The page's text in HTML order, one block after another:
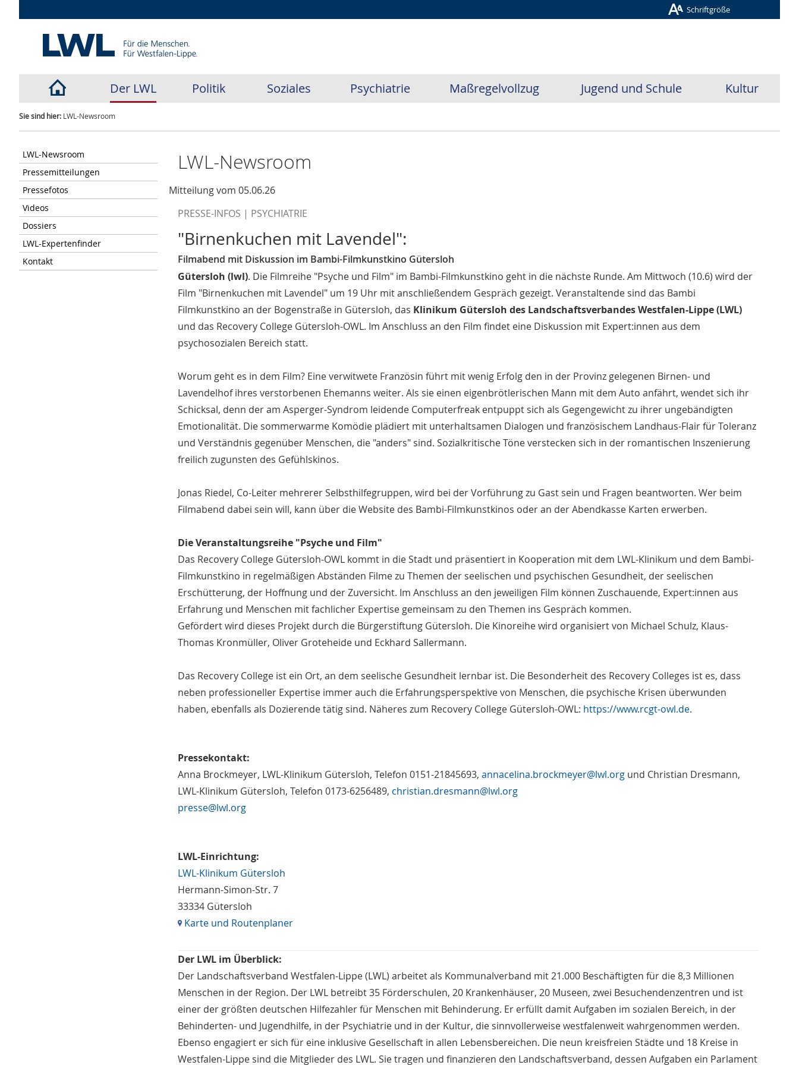
Schriftgröße
Der LWL Politik Soziales Psychiatrie Maßregelvollzug Jugend und Schule Kultur
Sie sind hier: LWL-Newsroom
LWL-Newsroom
Pressemitteilungen
Pressefotos
Videos
Dossiers
LWL-Expertenfinder
Kontakt
LWL-Newsroom
Mitteilung vom 05.06.26
PRESSE-INFOS | PSYCHIATRIE
"Birnenkuchen mit Lavendel":
Filmabend mit Diskussion im Bambi-Filmkunstkino Gütersloh
Gütersloh (lwl). Die Filmreihe "Psyche und Film" im Bambi-Filmkunstkino geht in die nächste Runde. Am Mittwoch (10.6) wird der
Film "Birnenkuchen mit Lavendel" um 19 Uhr mit anschließendem Gespräch gezeigt. Veranstaltende sind das Bambi
Filmkunstkino an der Bogenstraße in Gütersloh, das Klinikum Gütersloh des Landschaftsverbandes Westfalen-Lippe (LWL)
und das Recovery College Gütersloh-OWL. Im Anschluss an den Film findet eine Diskussion mit Expert:innen aus dem
psychosozialen Bereich statt.
Worum geht es in dem Film? Eine verwitwete Französin führt mit wenig Erfolg den in der Provinz gelegenen Birnen- und
Lavendelhof ihres verstorbenen Ehemanns weiter. Als sie einen eigenbrötlerischen Mann mit dem Auto anfährt, wendet sich ihr
Schicksal, denn der am Asperger-Syndrom leidende Computerfreak entpuppt sich als Gegengewicht zu ihrer ungebändigten
Emotionalität. Die sommerwarme Komödie plädiert mit unterhaltsamen Dialogen und französischem Landhaus-Flair für Toleranz
und Verständnis gegenüber Menschen, die "anders" sind. Sozialkritische Töne verstecken sich in der romantischen Inszenierung
freilich zugunsten des Gefühlskinos.
Jonas Riedel, Co-Leiter mehrerer Selbsthilfegruppen, wird bei der Vorführung zu Gast sein und Fragen beantworten. Wer beim
Filmabend dabei sein will, kann über die Website des Bambi-Filmkunstkinos oder an der Abendkasse Karten erwerben.
Die Veranstaltungsreihe "Psyche und Film"
Das Recovery College Gütersloh-OWL kommt in die Stadt und präsentiert in Kooperation mit dem LWL-Klinikum und dem Bambi-
Filmkunstkino in regelmäßigen Abständen Filme zu Themen der seelischen und psychischen Gesundheit, der seelischen
Erschütterung, der Hoffnung und der Zuversicht. Im Anschluss an den jeweiligen Film können Zuschauende, Expert:innen aus
Erfahrung und Menschen mit fachlicher Expertise gemeinsam zu den Themen ins Gespräch kommen.
Gefördert wird dieses Projekt durch die Bürgerstiftung Gütersloh. Die Kinoreihe wird organisiert von Michael Schulz, Klaus-
Thomas Kronmüller, Oliver Groteheide und Eckhard Sallermann.
Das Recovery College ist ein Ort, an dem seelische Gesundheit lernbar ist. Die Besonderheit des Recovery Colleges ist es, dass
neben professioneller Expertise immer auch die Erfahrungsperspektive von Menschen, die psychische Krisen überwunden
haben, ebenfalls als Dozierende tätig sind. Näheres zum Recovery College Gütersloh-OWL: https://www.rcgt-owl.de.
Pressekontakt:
Anna Brockmeyer, LWL-Klinikum Gütersloh, Telefon 0151-21845693, annacelina.brockmeyer@lwl.orgund Christian Dresmann,
LWL-Klinikum Gütersloh, Telefon 0173-6256489, christian.dresmann@lwl.org
presse@lwl.org
LWL-Einrichtung:
LWL-Klinikum Gütersloh
Hermann-Simon-Str. 7
33334 Gütersloh
Karte und Routenplaner
Der LWL im Überblick:
Der Landschaftsverband Westfalen-Lippe (LWL) arbeitet als Kommunalverband mit 21.000 Beschäftigten für die 8,3 Millionen
Menschen in der Region. Der LWL betreibt 35 Förderschulen, 20 Krankenhäuser, 20 Museen, zwei Besuchendenzentren und ist
einer der größten deutschen Hilfezahler für Menschen mit Behinderung. Er erfüllt damit Aufgaben im sozialen Bereich, in der
Behinderten- und Jugendhilfe, in der Psychiatrie und in der Kultur, die sinnvollerweise westfalenweit wahrgenommen werden.
Ebenso engagiert er sich für eine inklusive Gesellschaft in allen Lebensbereichen. Die neun kreisfreien Städte und 18 Kreise in
Westfalen-Lippe sind die Mitglieder des LWL. Sie tragen und finanzieren den Landschaftsverband, dessen Aufgaben ein Parlament